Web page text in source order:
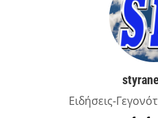
Ειδήσεις-